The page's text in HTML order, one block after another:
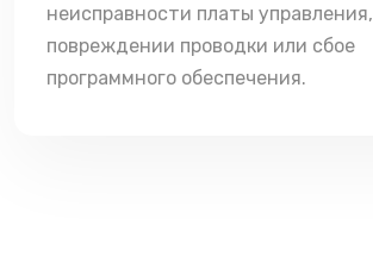
неисправности платы управления,
повреждении проводки или сбое
программного обеспечения.